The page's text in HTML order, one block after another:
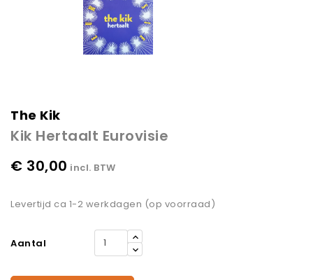
The Kik
Kik Hertaalt Eurovisie
€ 30,00 incl. BTW
Levertijd ca 1-2 werkdagen (op voorraad)
Aantal